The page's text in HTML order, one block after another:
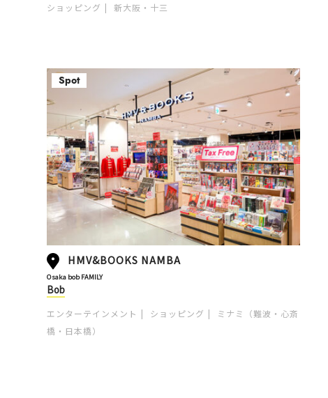
ショッピング 新大阪・十三
Spot
HMV&BOOKS NAMBA
Osaka bob FAMILY
Bob
エンターテインメント ショッピング
ミナミ（難波・心斎
橋・日本橋）